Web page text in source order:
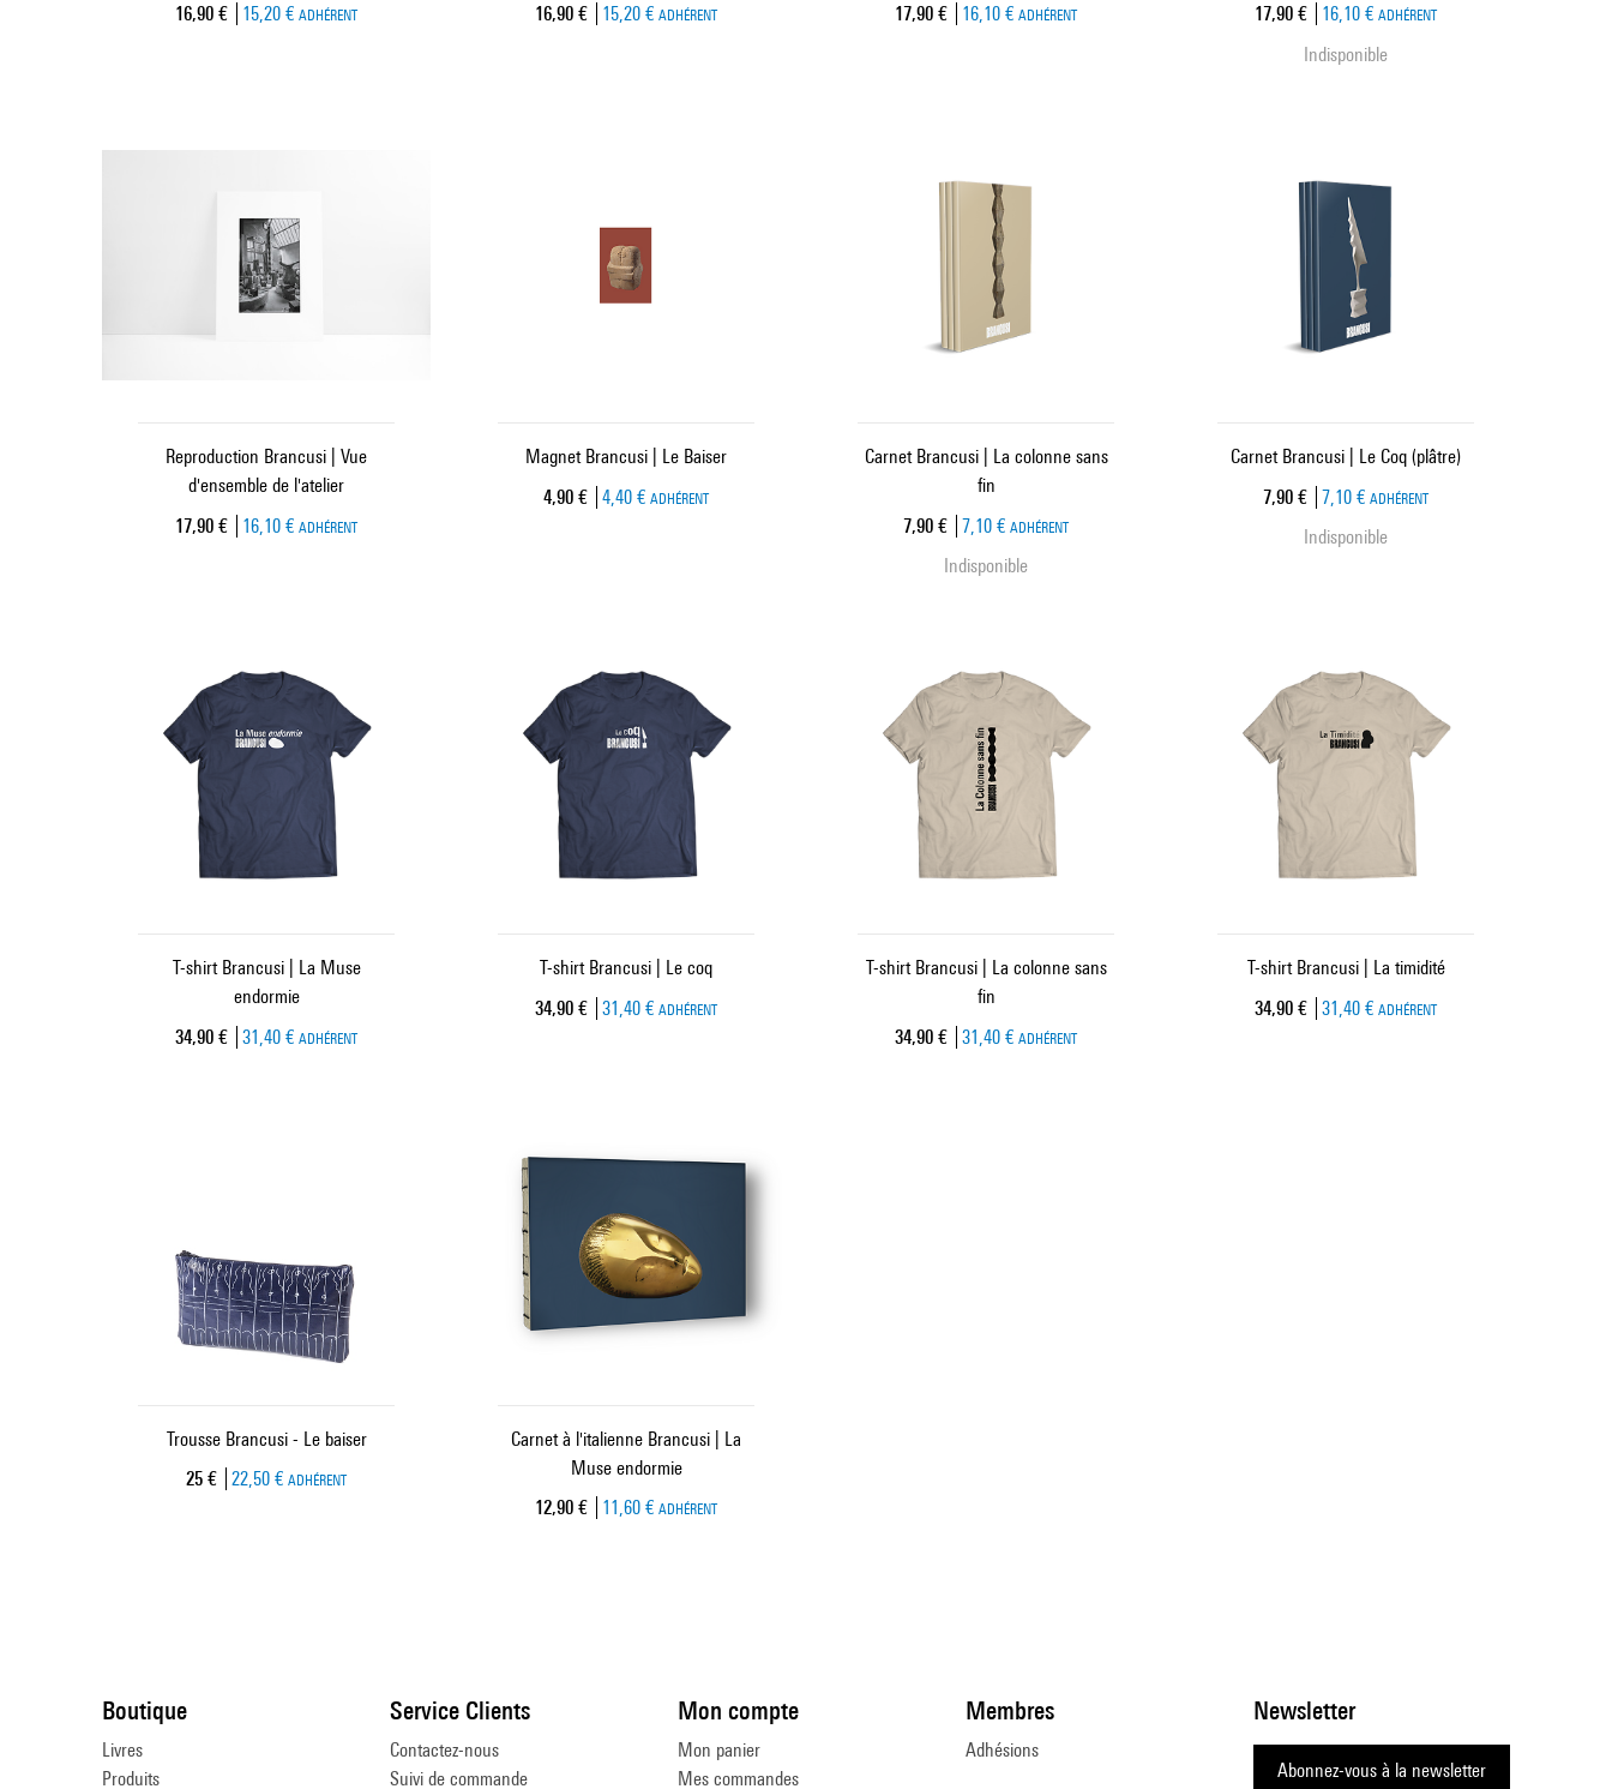
Prix ​​actuel
16,90 € 15,20 € ADHÉRENT
Prix ​​actuel
16,90 € 15,20 € ADHÉRENT
Prix ​​actuel
17,90 € 16,10 € ADHÉRENT
Prix ​​actuel
17,90 € 16,10 € ADHÉRENT
Indisponible
Reproduction Brancusi | Vue
d'ensemble de l'atelier
Prix ​​actuel
17,90 € 16,10 € ADHÉRENT
Magnet Brancusi | Le Baiser
Prix ​​actuel
4,90 € 4,40 € ADHÉRENT
Carnet Brancusi | La colonne sans
fin
Prix ​​actuel
7,90 € 7,10 € ADHÉRENT
Indisponible
Carnet Brancusi | Le Coq (plâtre)
Prix ​​actuel
7,90 € 7,10 € ADHÉRENT
Indisponible
T-shirt Brancusi | La Muse
endormie
Prix ​​actuel
34,90 € 31,40 € ADHÉRENT
T-shirt Brancusi | Le coq
Prix ​​actuel
34,90 € 31,40 € ADHÉRENT
T-shirt Brancusi | La colonne sans
fin
Prix ​​actuel
34,90 € 31,40 € ADHÉRENT
T-shirt Brancusi | La timidité
Prix ​​actuel
34,90 € 31,40 € ADHÉRENT
Trousse Brancusi - Le baiser
Prix ​​actuel
25 € 22,50 € ADHÉRENT
Carnet à l'italienne Brancusi | La
Muse endormie
Prix ​​actuel
12,90 € 11,60 € ADHÉRENT
Boutique
Livres
Produits
Newsletter
Abonnez-vous à la newsletter
Service Clients
Contactez-nous
Suivi de commande
Mon compte
Mon panier
Mes commandes
Membres
Adhésions